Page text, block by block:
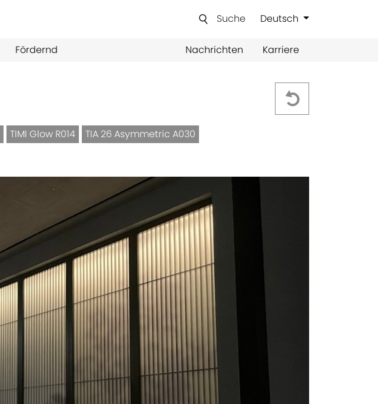
Suche Deutsch
Fördernd Nachrichten Karriere
TIMI Glow R014 TIA 26 Asymmetric A030